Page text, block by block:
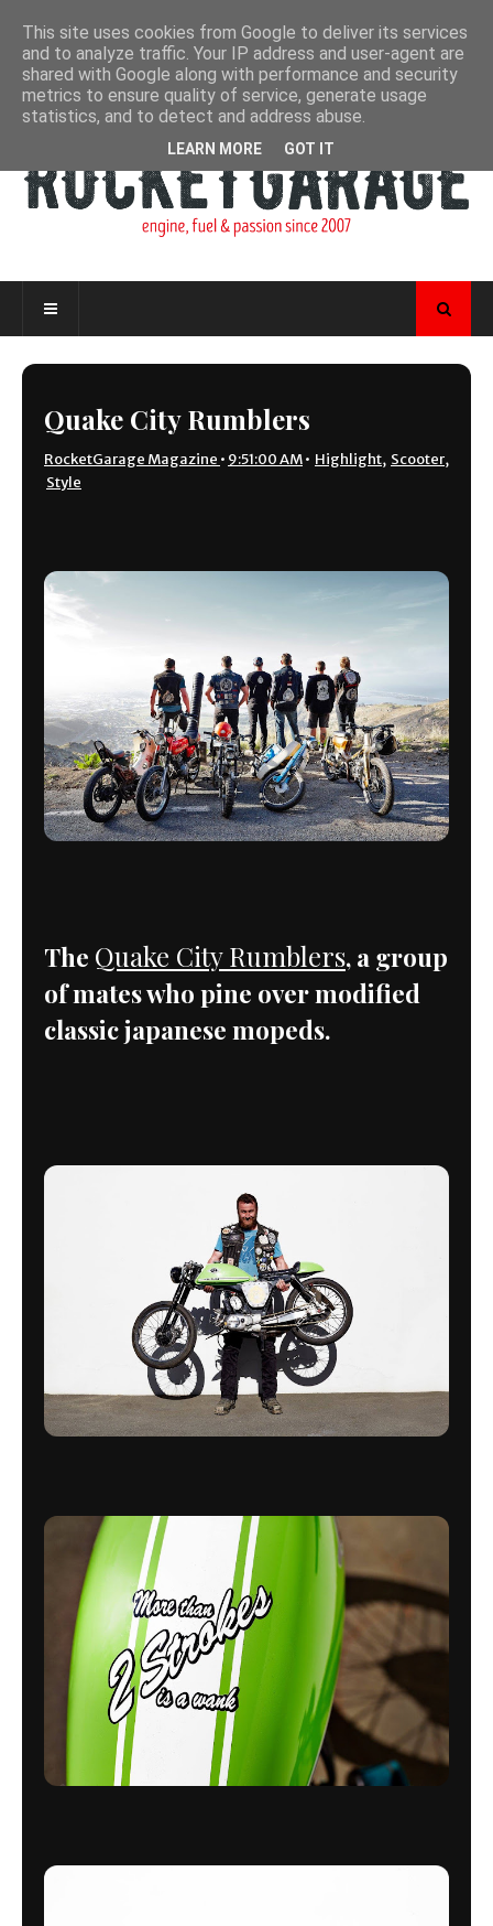
Quake City Rumblers
RocketGarage Magazine • 9:51:00 AM• Highlight, Scooter,
Style
The Quake City Rumblers, a group
of mates who pine over modified
classic japanese mopeds.
This site uses cookies from Google to deliver its services
and to analyze traffic. Your IP address and user-agent are
shared with Google along with performance and security
metrics to ensure quality of service, generate usage
statistics, and to detect and address abuse.
LEARN MORE GOT IT